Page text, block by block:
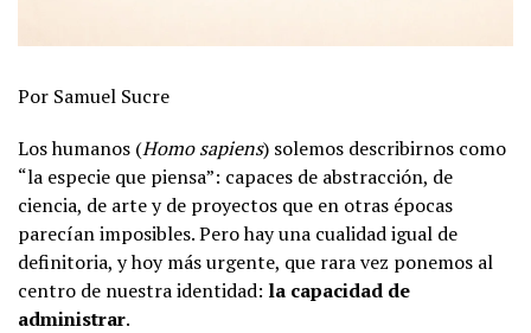
Por Samuel Sucre
Los humanos (Homo sapiens) solemos describirnos como
“la especie que piensa”: capaces de abstracción, de
ciencia, de arte y de proyectos que en otras épocas
parecían imposibles. Pero hay una cualidad igual de
definitoria, y hoy más urgente, que rara vez ponemos al
centro de nuestra identidad: la capacidad de
administrar.